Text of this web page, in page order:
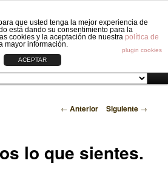
que usted tenga la mejor experiencia de
está dando su consentimiento para la
cookies y la aceptación de nuestra política de
mayor información.
plugin cookies
ACEPTAR
ORIGINAL CIRCLE
carros de Bebé: Fundas, Sacos, Capotas,
y Grupos cero.
de
artículos
← Anterior Siguiente →
lo que sientes.